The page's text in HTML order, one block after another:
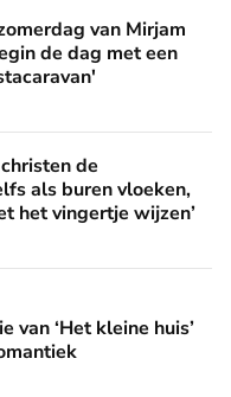
van Mirjam
de dag met een
‘Zelfs als
de
als buren vloeken,
het vingertje wijzen’
huis’ biedt fijne
van ‘Het kleine huis’